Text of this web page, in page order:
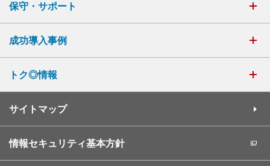
保守・サポート
成功導入事例
トク◎情報
サイトマップ
情報セキュリティ基本方針